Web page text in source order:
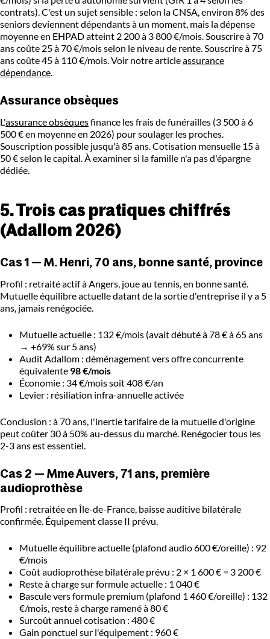
contrats). C'est un sujet sensible : selon la CNSA, environ 8% des
seniors deviennent dépendants à un moment, mais la dépense
moyenne en EHPAD atteint 2 200 à 3 800 €/mois. Souscrire à 70
ans coûte 25 à 70 €/mois selon le niveau de rente. Souscrire à 75
ans coûte 45 à 110 €/mois. Voir notre articleassurance
dépendance.
Assurance obsèques
L'assurance obsèquesfinance les frais de funérailles (3 500 à 6
500 € en moyenne en 2026) pour soulager les proches.
Souscription possible jusqu'à 85 ans. Cotisation mensuelle 15 à
50 € selon le capital. À examiner si la famille n'a pas d'épargne
dédiée.
5. Trois cas pratiques chiffrés
(Adallom 2026)
Cas 1 — M. Henri, 70 ans, bonne santé, province
Profil : retraité actif à Angers, joue au tennis, en bonne santé.
Mutuelle équilibre actuelle datant de la sortie d'entreprise il y a 5
ans, jamais renégociée.
Mutuelle actuelle : 132 €/mois (avait débuté à 78 € à 65 ans
→ +69% sur 5 ans)
Audit Adallom : déménagement vers offre concurrente
équivalente 98 €/mois
Économie : 34 €/mois soit 408 €/an
Levier : résiliation infra-annuelle activée
Conclusion : à 70 ans, l'inertie tarifaire de la mutuelle d'origine
peut coûter 30 à 50% au-dessus du marché. Renégocier tous les
2-3 ans est essentiel.
Cas 2 — Mme Auvers, 71 ans, première
audioprothèse
Profil : retraitée en Île-de-France, baisse auditive bilatérale
confirmée. Équipement classe II prévu.
Mutuelle équilibre actuelle (plafond audio 600 €/oreille) : 92
€/mois
Coût audioprothèse bilatérale prévu : 2 × 1 600 € = 3 200 €
Reste à charge sur formule actuelle : 1 040 €
Bascule vers formule premium (plafond 1 460 €/oreille) : 132
€/mois, reste à charge ramené à 80 €
Surcoût annuel cotisation : 480 €
Gain ponctuel sur l'équipement : 960 €